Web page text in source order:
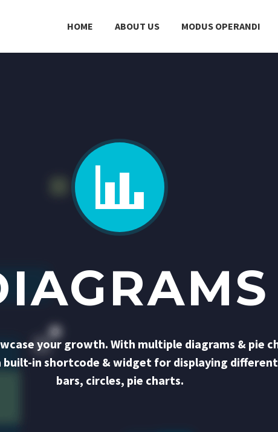
HOME ABOUT US MODUS OPERANDI


your growth. With multiple diagrams & pie
built-in shortcode & widget for displaying
bars, circles, pie charts.